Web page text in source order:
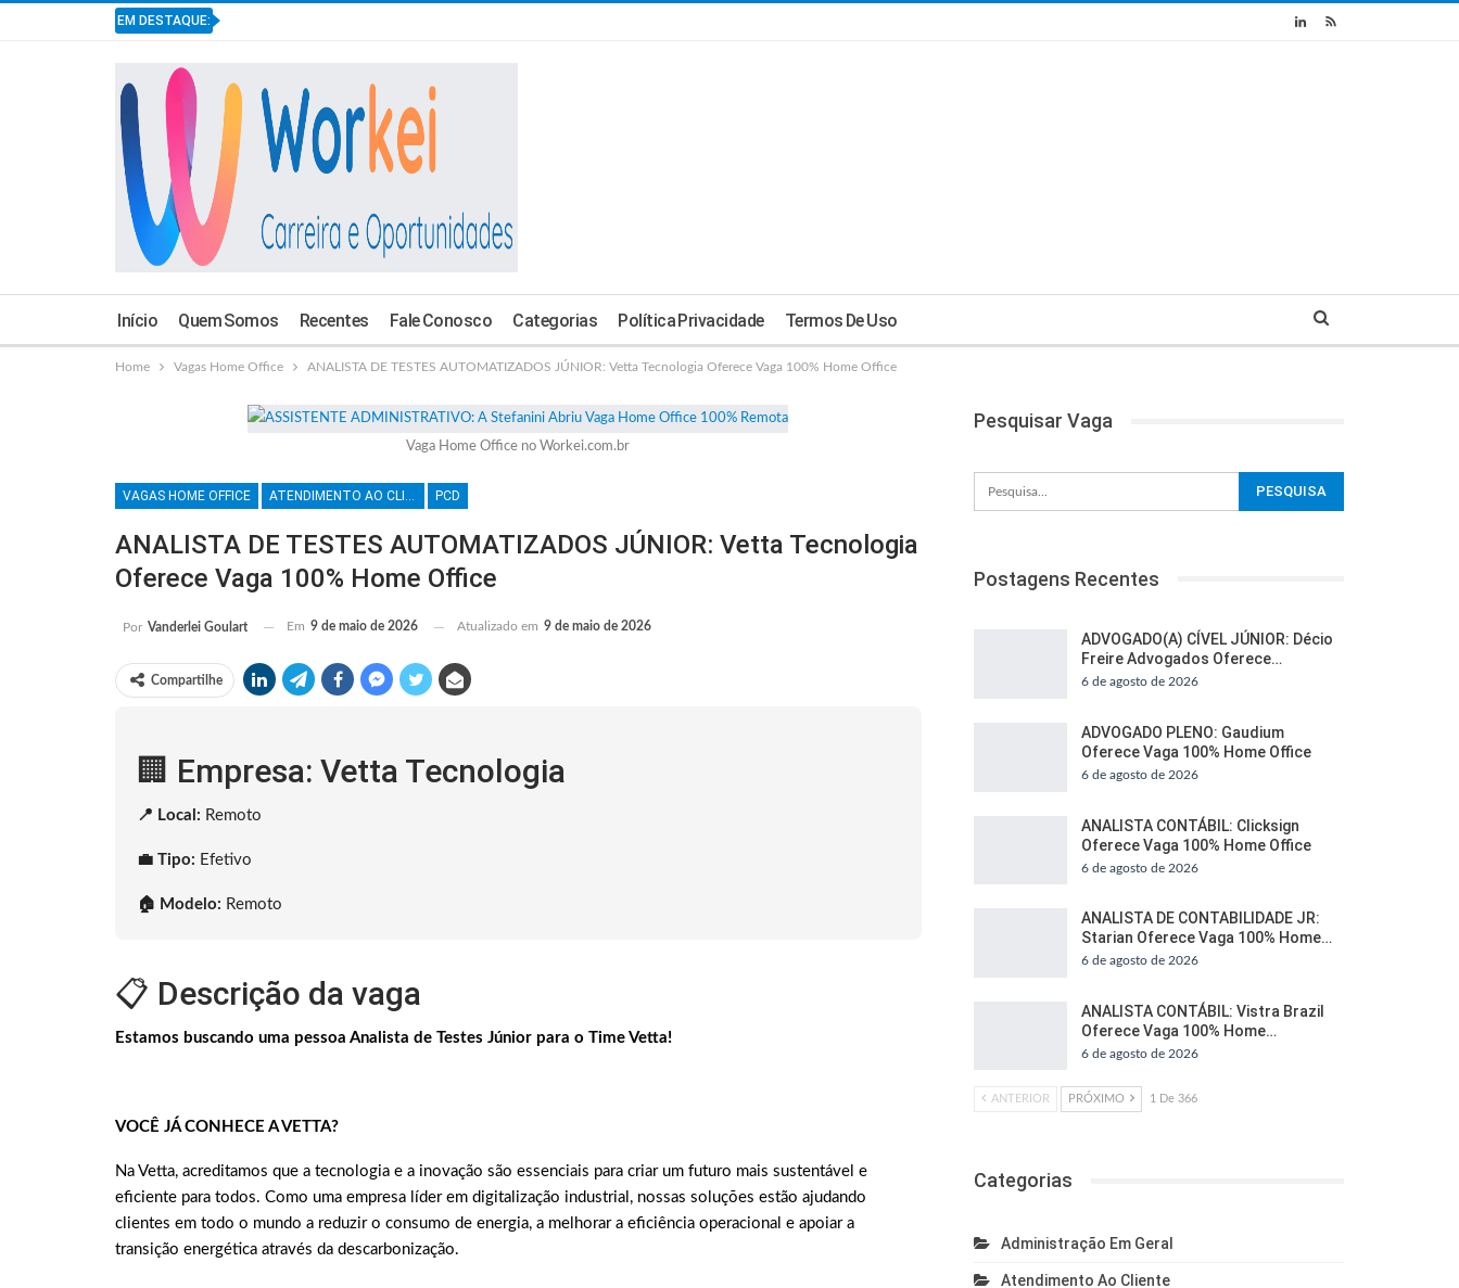
EM DESTAQUE:
Início Quem Somos Recentes Fale Conosco Categorias Política Privacidade Termos De Uso
Home Vagas Home Office ANALISTA DE TESTES AUTOMATIZADOS JÚNIOR: Vetta Tecnologia Oferece Vaga 100% Home Office
Vaga Home Office no Workei.com.br
VAGAS HOME OFFICE ATENDIMENTO AO CLIENTE PCD
ANALISTA DE TESTES AUTOMATIZADOS JÚNIOR: Vetta Tecnologia
Oferece Vaga 100% Home Office
Por Vanderlei Goulart Em 9 de maio de 2026 Atualizado em 9 de maio de 2026
Compartilhe
🏢 Empresa: Vetta Tecnologia
📍 Local: Remoto
💼 Tipo: Efetivo
🏠 Modelo: Remoto
📋 Descrição da vaga
Estamos buscando uma pessoa Analista de Testes Júnior para o Time Vetta!
VOCÊ JÁ CONHECE A VETTA?
Na Vetta, acreditamos que a tecnologia e a inovação são essenciais para criar um futuro mais sustentável e
eficiente para todos. Como uma empresa líder em digitalização industrial, nossas soluções estão ajudando
clientes em todo o mundo a reduzir o consumo de energia, a melhorar a eficiência operacional e apoiar a
transição energética através da descarbonização.
Pesquisar Vaga
Postagens Recentes
ADVOGADO(A) CÍVEL JÚNIOR: Décio
Freire Advogados Oferece…
6 de agosto de 2026
ADVOGADO PLENO: Gaudium
Oferece Vaga 100% Home Office
6 de agosto de 2026
ANALISTA CONTÁBIL: Clicksign
Oferece Vaga 100% Home Office
6 de agosto de 2026
ANALISTA DE CONTABILIDADE JR:
Starian Oferece Vaga 100% Home…
6 de agosto de 2026
ANALISTA CONTÁBIL: Vistra Brazil
Oferece Vaga 100% Home…
6 de agosto de 2026
ANTERIOR PRÓXIMO 1 De 366
Categorias
Administração Em Geral
Atendimento Ao Cliente